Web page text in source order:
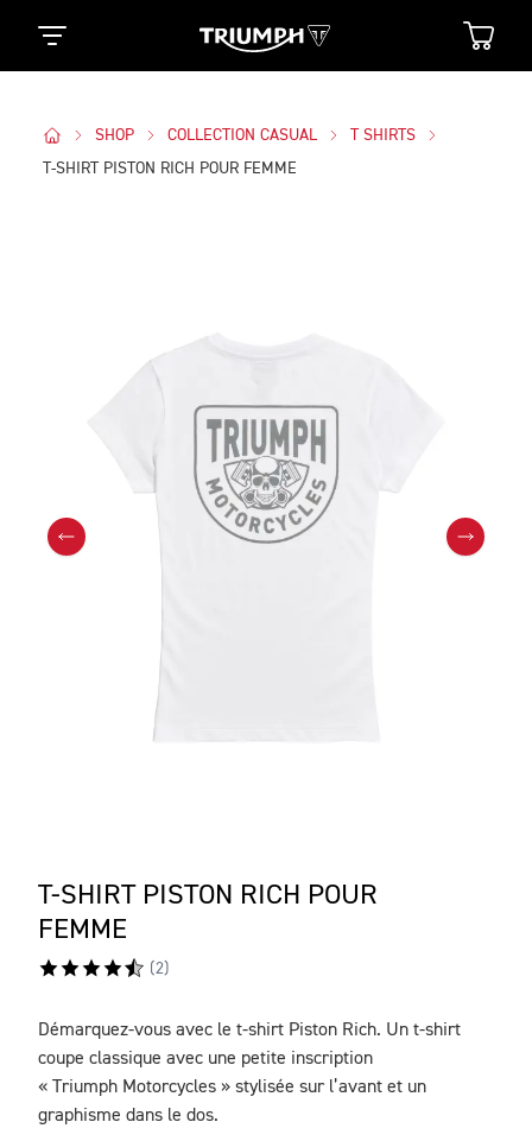
SHOP COLLECTION CASUAL
T SHIRTS
T-SHIRT PISTON RICH POUR FEMME
T-SHIRT PISTON RICH POUR
FEMME
(2)
DESCRIPTION
Démarquez-vous avec le t-shirt Piston Rich. Un t-shirt
coupe classique avec une petite inscription
« Triumph Motorcycles » stylisée sur l’avant et un
graphisme dans le dos.